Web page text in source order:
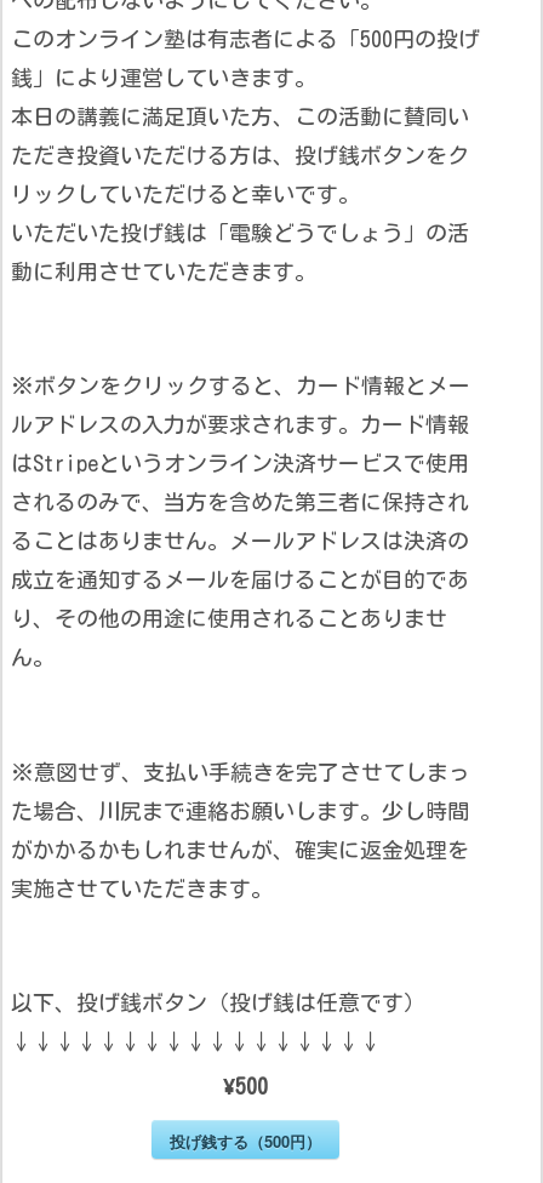
このオンライン塾は有志者による「500円の投げ
銭」により運営していきます。
本日の講義に満足頂いた方、この活動に賛同い
ただき投資いただける方は、投げ銭ボタンをク
リックしていただけると幸いです。
いただいた投げ銭は「電験どうでしょう」の活
動に利用させていただきます。
※ボタンをクリックすると、カード情報とメー
ルアドレスの入力が要求されます。カード情報
はStripeというオンライン決済サービスで使用
されるのみで、当方を含めた第三者に保持され
ることはありません。メールアドレスは決済の
成立を通知するメールを届けることが目的であ
り、その他の用途に使用されることありませ
ん。
※意図せず、支払い手続きを完了させてしまっ
た場合、川尻まで連絡お願いします。少し時間
がかかるかもしれませんが、確実に返金処理を
実施させていただきます。
以下、投げ銭ボタン（投げ銭は任意です）
↓↓↓↓↓↓↓↓↓↓↓↓↓↓↓↓↓
¥500
投げ銭する（500円）